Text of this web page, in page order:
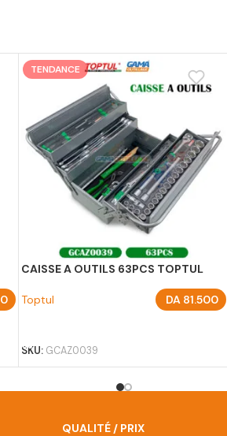
TENDANCE
CAISSE A OUTILS 63PCS TOPTUL
Toptul DA 81.500
SKU: GCAZ0039
QUALITÉ / PRIX